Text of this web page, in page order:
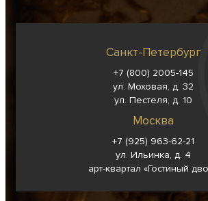
Санкт-Петербург
+7 (800) 2005-145
ул. Моховая, д. 32
ул. Пестеля, д. 10
Москва
+7 (925) 963-62-21
ул. Ильинка, д. 4
арт-квартал «Гостиный